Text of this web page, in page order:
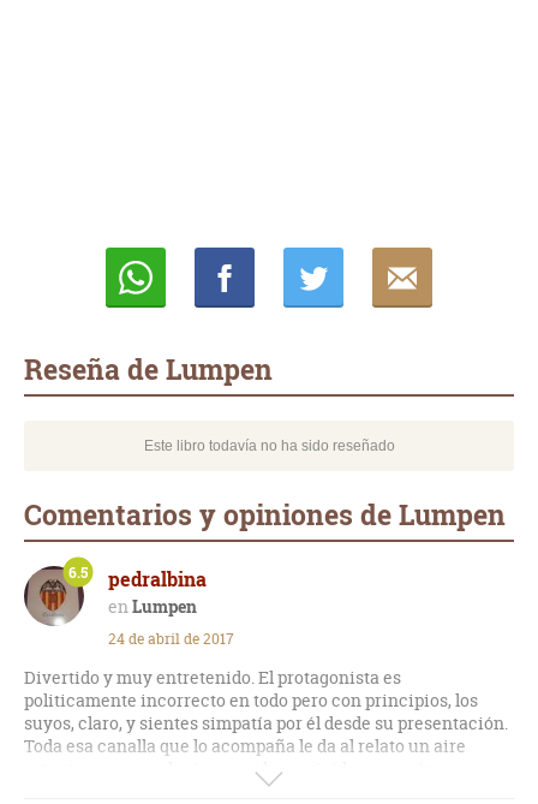
Reseña de Lumpen
Este libro todavía no ha sido reseñado
Comentarios y opiniones de Lumpen
pedralbina
Lumpen
6.5
24 de abril de 2017
Divertido y muy entretenido. El protagonista es
politicamente incorrecto en todo pero con principios, los
suyos, claro, y sientes simpatía por él desde su presentación.
Toda esa canalla que lo acompaña le da al relato un aire
setentero que cualquiera que haya vivido en esa época
puede reconocer; también el lenguaje es fácilmente